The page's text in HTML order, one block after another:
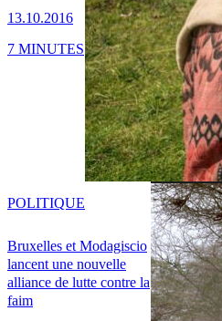
13.10.2016
7 MINUTES
Bruxelles et Modagiscio
lancent une nouvelle
alliance de lutte contre la
faim
POLITIQUE